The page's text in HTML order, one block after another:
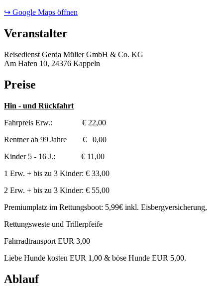
↪ Google Maps öffnen
Veranstalter
Reisedienst Gerda Müller GmbH & Co. KG
Am Hafen 10, 24376 Kappeln
Preise
Hin - und Rückfahrt
Fahrpreis Erw.: € 22,00
Rentner ab 99 Jahre € 0,00
Kinder 5 - 16 J.: € 11,00
1 Erw. + bis zu 3 Kinder: € 33,00
2 Erw. + bis zu 3 Kinder: € 55,00
Premiumplatz im Rettungsboot: 5,99€ inkl. Eisbergversicherung,
Rettungsweste und Trillerpfeife
Fahrradtransport EUR 3,00
Liebe Hunde kosten EUR 1,00 & böse Hunde EUR 5,00.
Ablauf